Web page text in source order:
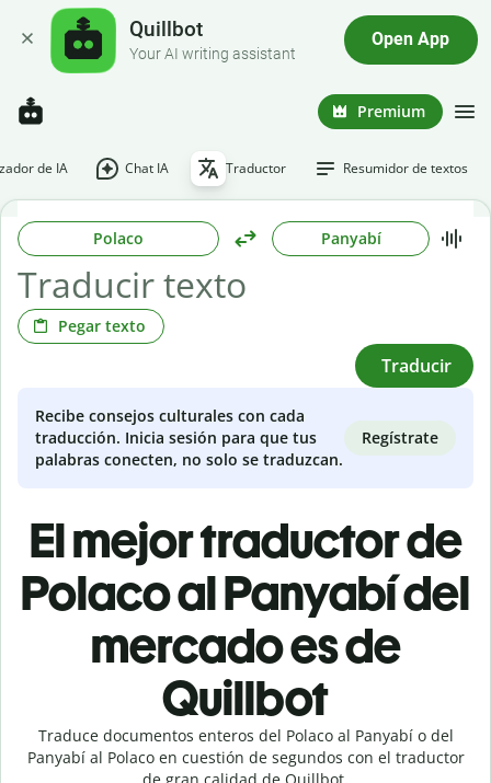
Quillbot
Your AI writing assistant
Open App
Premium
de IA Chat IA Traductor Resumidor de textos
Polaco Panyabí
Pegar texto
Traducir
Recibe consejos culturales con cada
traducción. Inicia sesión para que tus
palabras conecten, no solo se traduzcan.
Regístrate
El mejor traductor de
Polaco al Panyabí del
mercado es de
Quillbot
Traduce documentos enteros del Polaco al Panyabí o del
Panyabí al Polaco en cuestión de segundos con el traductor